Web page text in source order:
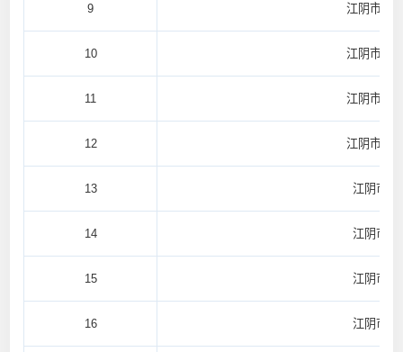
9 江阴市南
10 江阴市南
11 江阴市南
12 江阴市南
13 江阴市月
14 江阴市璜
15 江阴市华
16 江阴市顾